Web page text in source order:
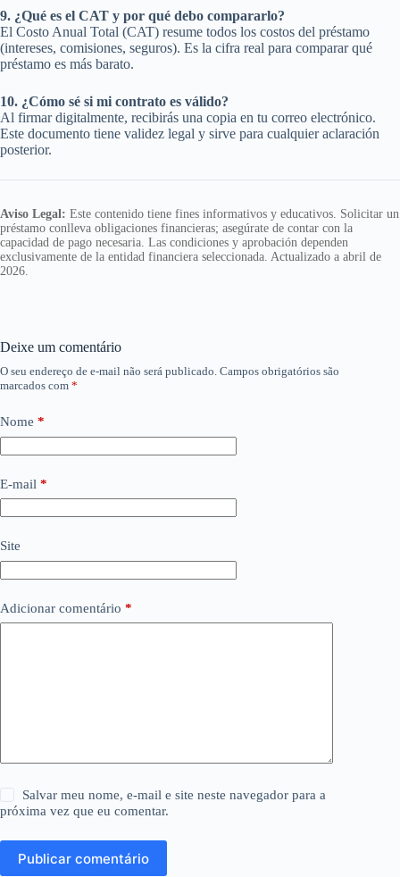
9. ¿Qué es el CAT y por qué debo compararlo?
El Costo Anual Total (CAT) resume todos los costos del préstamo
(intereses, comisiones, seguros). Es la cifra real para comparar qué
préstamo es más barato.
10. ¿Cómo sé si mi contrato es válido?
Al firmar digitalmente, recibirás una copia en tu correo electrónico.
Este documento tiene validez legal y sirve para cualquier aclaración
posterior.
Aviso Legal: Este contenido tiene fines informativos y educativos. Solicitar un
préstamo conlleva obligaciones financieras; asegúrate de contar con la
capacidad de pago necesaria. Las condiciones y aprobación dependen
exclusivamente de la entidad financiera seleccionada. Actualizado a abril de
2026.
Deixe um comentário
O seu endereço de e-mail não será publicado. Campos obrigatórios são
marcados com *
Nome *
E-mail *
Site
Adicionar comentário *
Salvar meu nome, e-mail e site neste navegador para a
próxima vez que eu comentar.
Publicar comentário